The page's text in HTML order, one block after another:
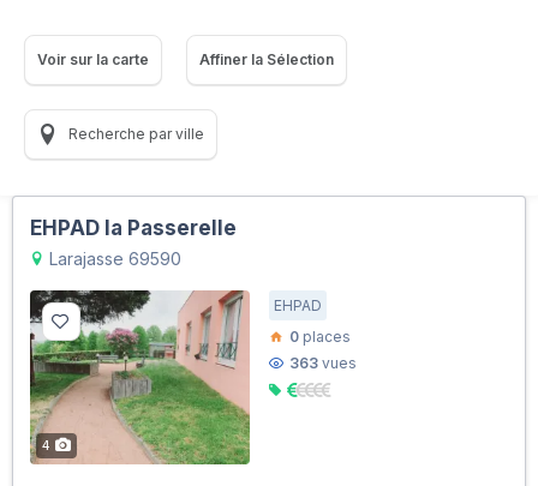
Voir sur la carte Affiner la Sélection
Recherche par ville
EHPAD la Passerelle
Larajasse 69590
4
EHPAD
0 places
363 vues